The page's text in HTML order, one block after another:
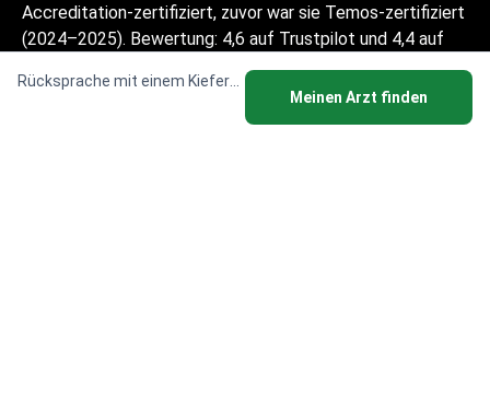
Meinen Arzt finden
Accreditation-zertifiziert, zuvor war sie Temos-zertifiziert
(2024–2025). Bewertung: 4,6 auf Trustpilot und 4,4 auf
gestellten Informationen sind kein